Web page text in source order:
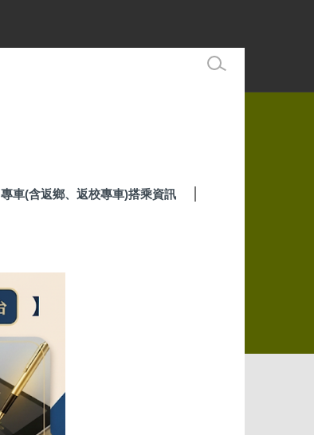
專車(含返鄉、返校專車)搭乘資訊